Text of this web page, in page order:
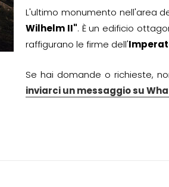
L'ultimo monumento nell'area
Wilhelm II". È un edificio
raffigurano le firme dell'
Se hai domande o richieste,
inviarci un messaggio su